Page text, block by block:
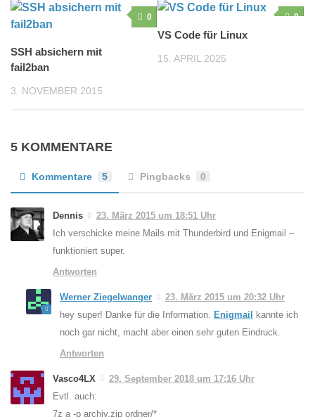
0
SSH absichern mit
fail2ban
3. NOVEMBER 2015
0
VS Code für Linux
15. APRIL 2025
5 KOMMENTARE
Kommentare 5 Pingbacks 0
Dennis
23. März 2015 um 18:51 Uhr
Ich verschicke meine Mails mit Thunderbird und Enigmail –
funktioniert super.
Antworten
Werner Ziegelwanger
23. März 2015 um 20:32 Uhr
hey super! Danke für die Information. Enigmail
kannte ich
noch gar nicht, macht aber einen sehr guten Eindruck.
Antworten
Vasco4LX
29. September 2018 um 17:16 Uhr
Evtl. auch:
7z a -p archiv.zip ordner/*